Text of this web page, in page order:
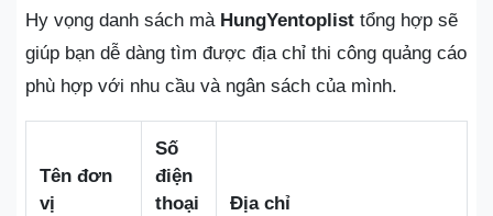
Hy vọng danh sách mà HungYentoplist tổng hợp sẽ
giúp bạn dễ dàng tìm được địa chỉ thi công quảng cáo
phù hợp với nhu cầu và ngân sách của mình.
Tên đơn
vị
Số
điện
thoại
Địa chỉ